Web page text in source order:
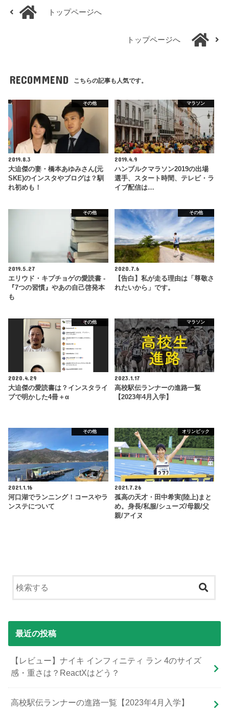
トップページへ
トップページへ
RECOMMEND こちらの記事も人気です。
その他
2019.8.3
大迫傑の妻・橋本あゆみさん(元
SKE)のインスタやブログは？馴
れ初めも！
マラソン
2019.4.9
ハンブルクマラソン2019の出場
選手、スタート時間、テレビ・ラ
イブ配信は…
その他
2019.5.27
エリウド・キプチョゲの愛読書 -
『7つの習慣』やあの自己啓発本
も
その他
2020.7.6
【告白】私が走る理由は「尊敬さ
れたいから」です。
その他
2020.4.29
大迫傑の愛読書は？インスタライ
ブで明かした4冊＋α
マラソン
2023.1.17
高校駅伝ランナーの進路一覧
【2023年4月入学】
その他
2021.1.16
河口湖でランニング！コースやラ
ンステについて
オリンピック
2021.7.26
孤高の天才・田中希実(陸上)まと
め。身長/私服/シューズ/母親/父
親/アイヌ
最近の投稿
【レビュー】ナイキ インフィニティ ラン 4のサイズ
感・重さは？ReactXはどう？
高校駅伝ランナーの進路一覧【2023年4月入学】